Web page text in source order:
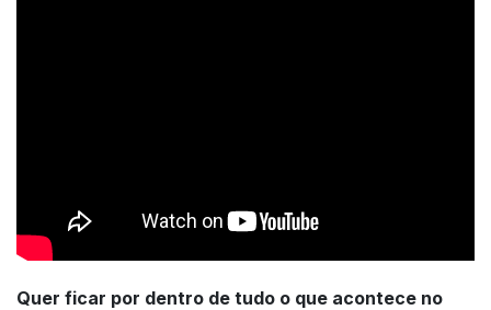
Quer ficar por dentro de tudo o que acontece no